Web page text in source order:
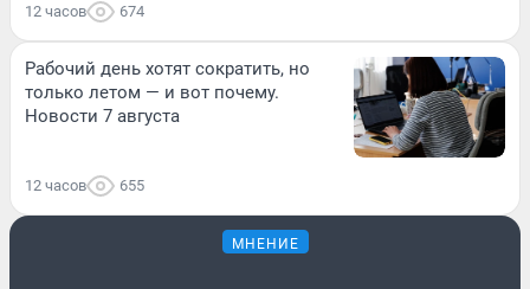
12 часов 674
Рабочий день хотят сократить, но
только летом — и вот почему.
Новости 7 августа
12 часов 655
МНЕНИЕ